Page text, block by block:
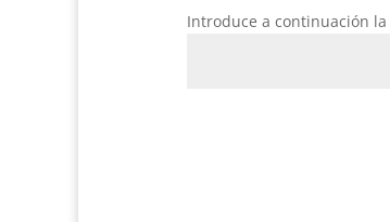
Introduce a continuación